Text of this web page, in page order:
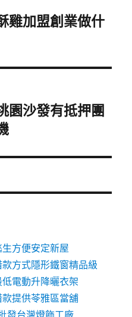
雞加盟創業做什
園沙發有抵押團
方便安定新屋
方式隱形鐵窗精品級
電動升降曬衣架
提供苓雅區當舖